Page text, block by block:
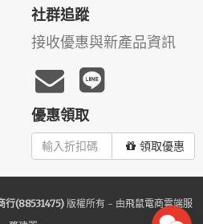
社群追蹤
接收優惠與新產品資訊
優惠領取
領取優惠
行(88531475) 版權所有 - 由飛鼠電商雲端服